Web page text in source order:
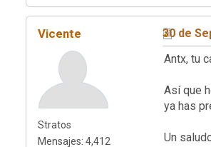
Vicente
Stratos
Mensajes: 4,412
30 de
Antx, tu
Así que
ya has
Un